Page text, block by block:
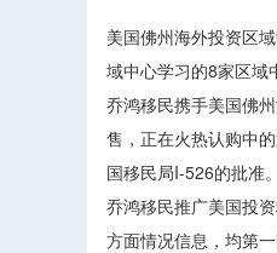
美国佛州海外投资区
域中心学习的8家区域
乔鸿移民携手美国佛
售，正在火热认购中
国移民局I-526的批准。
乔鸿移民推广美国投
方面情况信息，均第